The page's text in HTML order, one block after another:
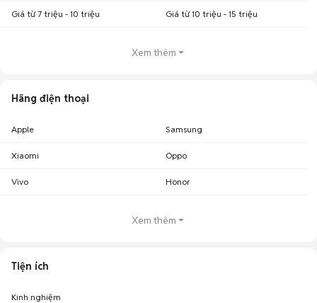
Giá từ 7 triệu - 10 triệu Giá từ 10 triệu - 15 triệu
Xem thêm
Hãng điện thoại
Apple Samsung
Xiaomi Oppo
Vivo Honor
Xem thêm
Tiện ích
Kinh nghiệm